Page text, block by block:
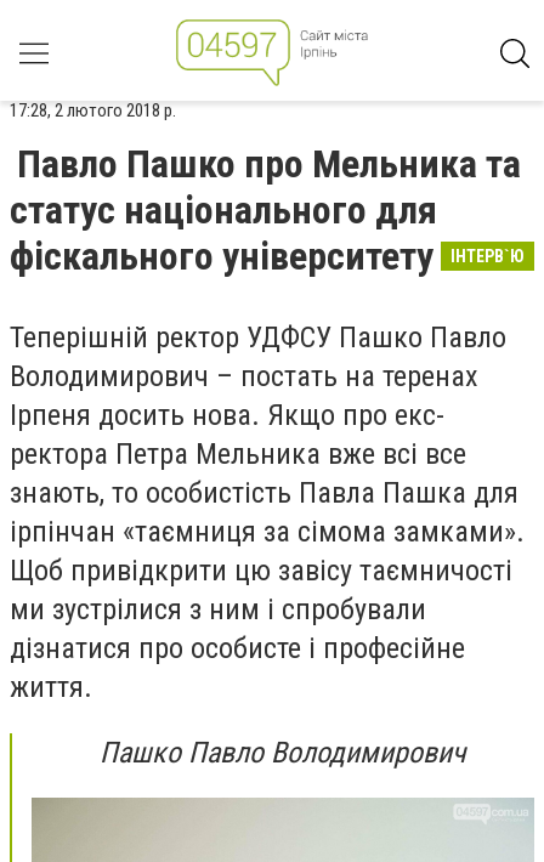
17:28, 2 лютого 2018 р.
Павло Пашко про Мельника та
статус національного для
фіскального університету
ІНТЕРВ`Ю
Теперішній ректор УДФСУ Пашко Павло
Володимирович – постать на теренах
Ірпеня досить нова. Якщо про екс-
ректора Петра Мельника вже всі все
знають, то особистість Павла Пашка для
ірпінчан «таємниця за сімома замками».
Щоб привідкрити цю завісу таємничості
ми зустрілися з ним і спробували
дізнатися про особисте і професійне
життя.
Пашко Павло Володимирович